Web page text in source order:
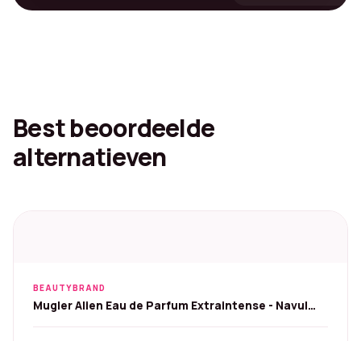
Best beoordeelde
alternatieven
BEAUTYBRAND
Mugler Alien Eau de Parfum Extraintense - Navul